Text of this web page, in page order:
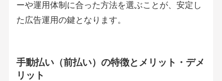
ーや運用体制に合った方法を選ぶことが、安定し
た広告運用の鍵となります。
手動払い（前払い）の特徴とメリット・デメ
リット